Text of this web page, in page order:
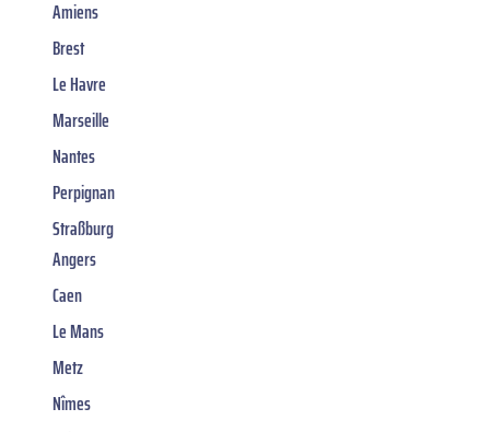
Amiens
Brest
Le Havre
Marseille
Nantes
Perpignan
Straßburg
Angers
Caen
Le Mans
Metz
Nîmes